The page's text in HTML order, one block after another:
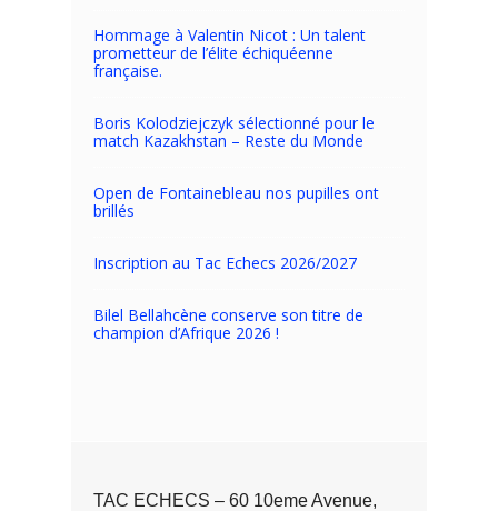
Hommage à Valentin Nicot : Un talent
prometteur de l’élite échiquéenne
française.
Boris Kolodziejczyk sélectionné pour le
match Kazakhstan – Reste du Monde
Open de Fontainebleau nos pupilles ont
brillés
Inscription au Tac Echecs 2026/2027
Bilel Bellahcène conserve son titre de
champion d’Afrique 2026 !
TAC ECHECS – 60 10eme Avenue,